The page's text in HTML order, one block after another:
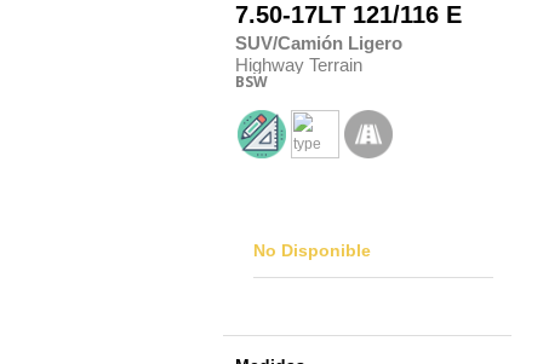
7.50-17LT 121/116 E
SUV/Camión Ligero
Highway Terrain
BSW
No Disponible